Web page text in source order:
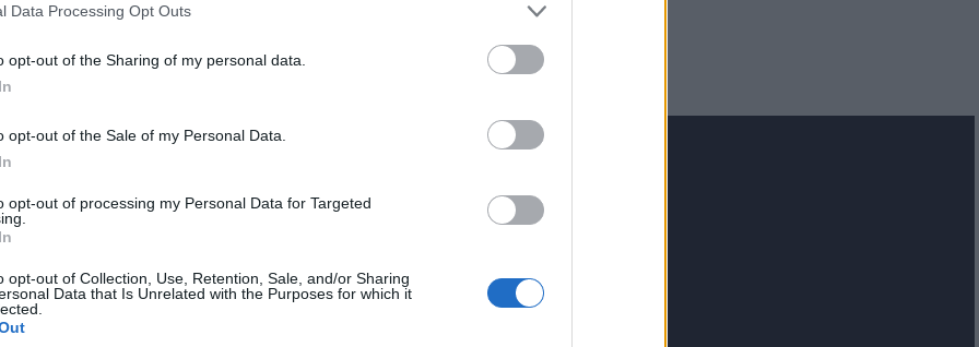
Data Processing Opt Outs
opt-out of the Sharing of my personal data.
opt-out of the Sale of my Personal Data.
opt-out of processing my Personal Data for Targeted
opt-out of Collection, Use, Retention, Sale, and/or Sharing
Data that Is Unrelated with the Purposes for which it
αμόλυβδη και ντίζελ
μην μένεις στο σκοτάδι... ακολούθησε το Flash.gr